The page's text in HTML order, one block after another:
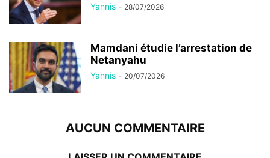
Yannis - 28/07/2026
Mamdani étudie l’arrestation de
Netanyahu
Yannis - 20/07/2026
AUCUN COMMENTAIRE